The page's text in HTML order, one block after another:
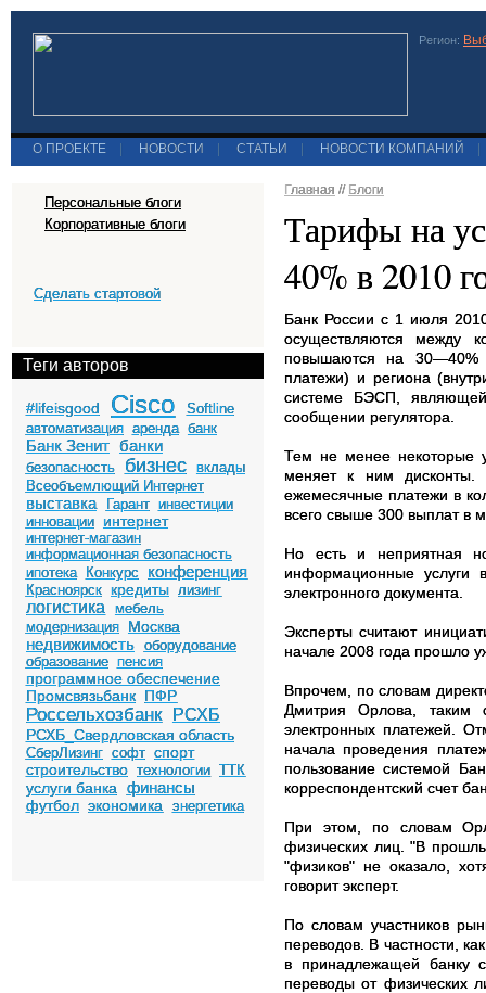
Регион:
О ПРОЕКТЕ НОВОСТИ СТАТЬИ НОВОСТИ КОМПАНИЙ
Персональные блоги
Корпоративные блоги
Сделать стартовой
Теги авторов
#lifeisgood Cisco
Softline
автоматизация аренда банк
Банк Зенит банки
безопасность бизнес
вклады
Всеобъемлющий Интернет
выставка Гарант инвестиции
инновации
интернет
интернет-магазин
информационная безопасность
ипотека
Конкурс конференция
Красноярск кредиты лизинг
логистика
мебель
модернизация
Москва
недвижимость оборудование
образование пенсия
программное обеспечение
Промсвязьбанк ПФР
Россельхозбанк РСХБ
РСХБ_Свердловская область
СберЛизинг софт спорт
строительство технологии ТТК
услуги банка финансы
футбол экономика энергетика
Главная // Блоги
Тарифы на
40% в 2010
Банк России с 1 июля
осуществляются между
повышаются на 30—40%
платежи) и региона
системе БЭСП,
сообщении регулятора.
Тем не менее некоторые
меняет к ним дисконты.
ежемесячные платежи в
всего свыше 300 выплат в
Но есть и неприятная
информационные
электронного документа.
Эксперты считают
начале 2008 года прошло
Впрочем, по словам
Дмитрия Орлова, таким
электронных платежей.
начала проведения
пользование системой
корреспондентский счет
При этом, по словам
физических лиц. "В
"физиков" не оказало,
говорит эксперт.
По словам участников
переводов. В частности,
в принадлежащей банку
переводы от физических